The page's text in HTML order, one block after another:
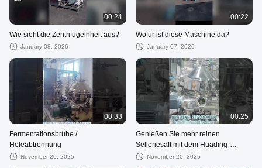
00:24
Wie sieht die Zentrifugeinheit aus?
January 08, 2026
00:22
Wofür ist diese Maschine da?
January 07, 2026
00:33
Fermentationsbrühe /
Hefeabtrennung
November 20, 2025
00:25
Genießen Sie mehr reinen
Selleriesaft mit dem Huading-
Separator in der
November 20, 2025